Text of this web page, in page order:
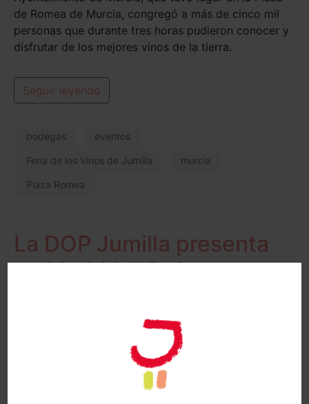
de Romea de Murcia, congregó a más de cinco mil
personas que durante tres horas pudieron conocer y
disfrutar de los mejores vinos de la tierra.
Seguir leyendo
bodegas eventos
Feria de los Vinos de Jumilla murcia
Plaza Romea
La DOP Jumilla presenta
en Madrid 115 vinos
buenos” por la Guía Peñín